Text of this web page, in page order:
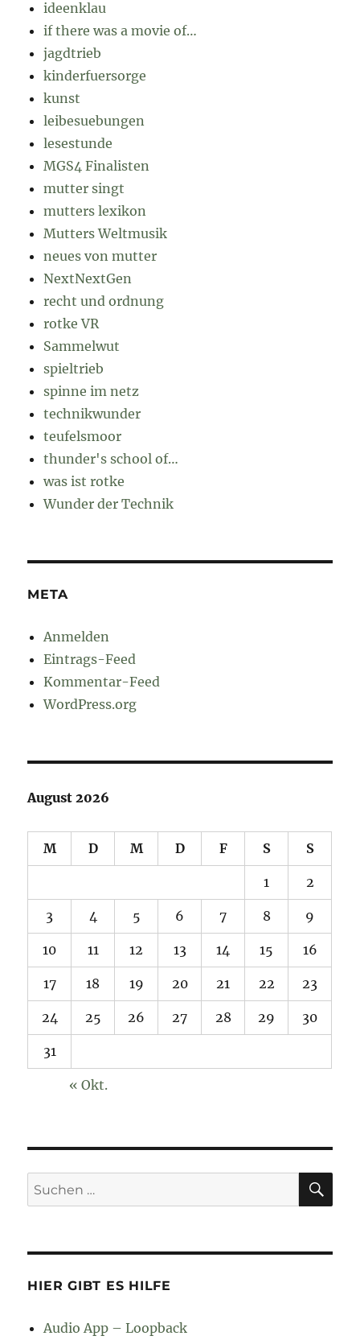
ideenklau
if there was a movie of…
jagdtrieb
kinderfuersorge
kunst
leibesuebungen
lesestunde
MGS4 Finalisten
mutter singt
mutters lexikon
Mutters Weltmusik
neues von mutter
NextNextGen
recht und ordnung
rotke VR
Sammelwut
spieltrieb
spinne im netz
technikwunder
teufelsmoor
thunder's school of…
was ist rotke
Wunder der Technik
META
Anmelden
Eintrags-Feed
Kommentar-Feed
WordPress.org
August 2026
M D M D F S S
1 2
3 4 5 6 7 8 9
10 11 12 13 14 15 16
17 18 19 20 21 22 23
24 25 26 27 28 29 30
31
« Okt.
Suchen
nach:
HIER GIBT ES HILFE
Audio App – Loopback